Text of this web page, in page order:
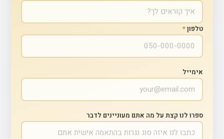
טלפון*
אימייל
ספרו לנו קצת על מה אתם מעוניינים לדבר